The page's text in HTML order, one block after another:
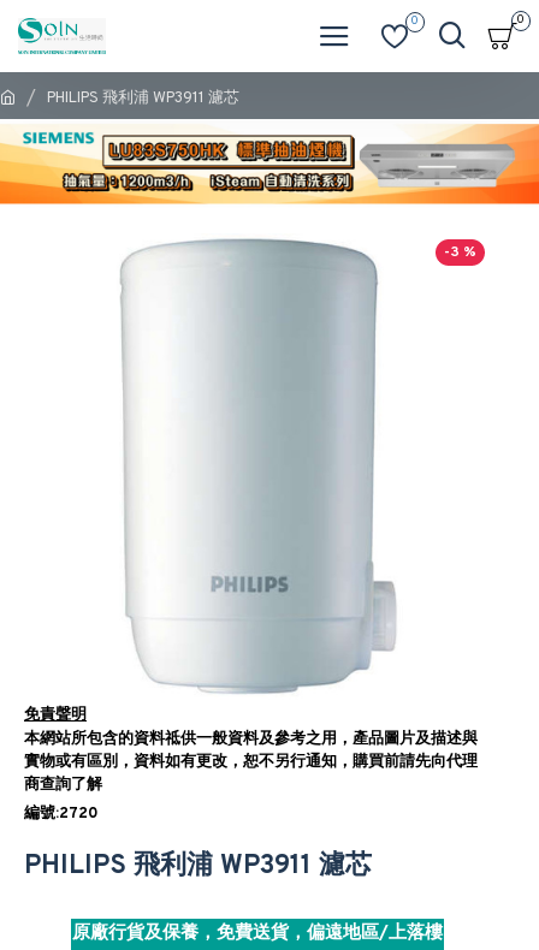
0 0
PHILIPS 飛利浦 WP3911 濾芯
-3 %
免責聲明
本網站所包含的資料祗供一般資料及參考之用，產品圖片及描述與
實物或有區別，資料如有更改，恕不另行通知，購買前請先向代理
商查詢了解
編號:2720
PHILIPS 飛利浦 WP3911 濾芯
原廠行貨及保養，免費送貨，偏遠地區/上落樓